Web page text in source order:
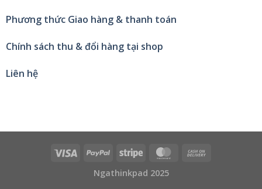
Phương thức Giao hàng & thanh toán
Chính sách thu & đổi hàng tại shop
Liên hệ
Ngathinkpad 2025